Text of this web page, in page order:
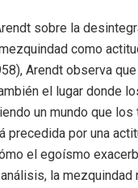
sobre la
como
Arendt observa
el lugar donde
un mundo que los
por una
el egoísmo
la